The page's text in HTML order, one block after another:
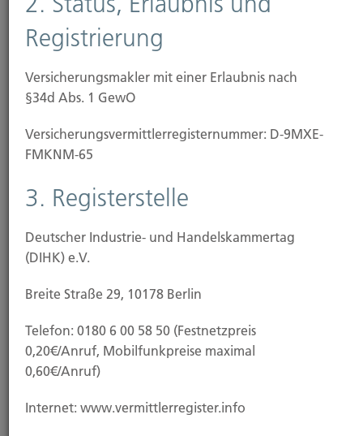
Schadenersatz-Rechtsschutz
Sie wurden bei einem Verkehrsunfall verletzt und
möchten nun Ihre Ansprüche gegenüber dem
Verursacher auf Schadenersatz geltend machen und
Arbeits-Rechtsschutz
Es kommt zu erheblichen Unstimmigkeiten mit
Ihrem Arbeitgeber, Sie erhalten die Kündigung und
dagegen wehren. Ihr Arbeitgeber schuldet Ihnen
versorgungsrechtliche Ansprüche, zum Beispiel
Streitigkeiten über Einstufungen in eine bestimmte
Besoldungsgruppe, Beförderungen, Versetzungen
Registrierung
Versicherungsmakler mit einer Erlaubnis nach
§34d Abs. 1 GewO
Versicherungs­vermittler­registernummer: D-9MXE-
FMKNM-65
3. Registerstelle
Deutscher Industrie- und Handelskammertag
(DIHK) e.V.
Breite Straße 29, 10178 Berlin
Telefon: 0180 6 00 58 50 (Festnetzpreis
0,20€/Anruf, Mobilfunkpreise maximal
0,60€/Anruf)
Internet: www.vermittlerregister.info